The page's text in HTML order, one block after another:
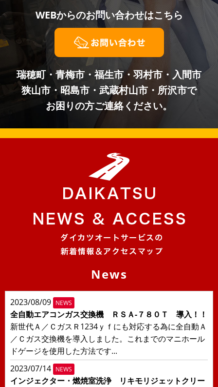
WEBからのお問い合わせはこちら
瑞穂町・青梅市・福生市・羽村市・入間市
狭山市・昭島市・武蔵村山市・所沢市で
お困りの方ご連絡ください。
News
2023/08/09 NEWS
全自動エアコンガス交換機 ＲＳＡ-７８０Ｔ 導入！！
新世代Ａ／ＣガスＲ1234ｙｆにも対応する為に全自動Ａ
／Ｃガス交換機を導入しました。これまでのマニホール
ドゲージを使用した方法です...
2023/07/14 NEWS
インジェクター・燃焼室洗浄 リキモリジェットクリー